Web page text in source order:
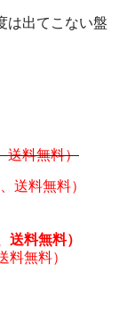
は出てこない盤
料無料）
料無料）
送料無料）
料無料）